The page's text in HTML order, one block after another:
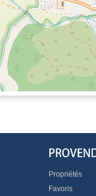
Propriétés
Favoris